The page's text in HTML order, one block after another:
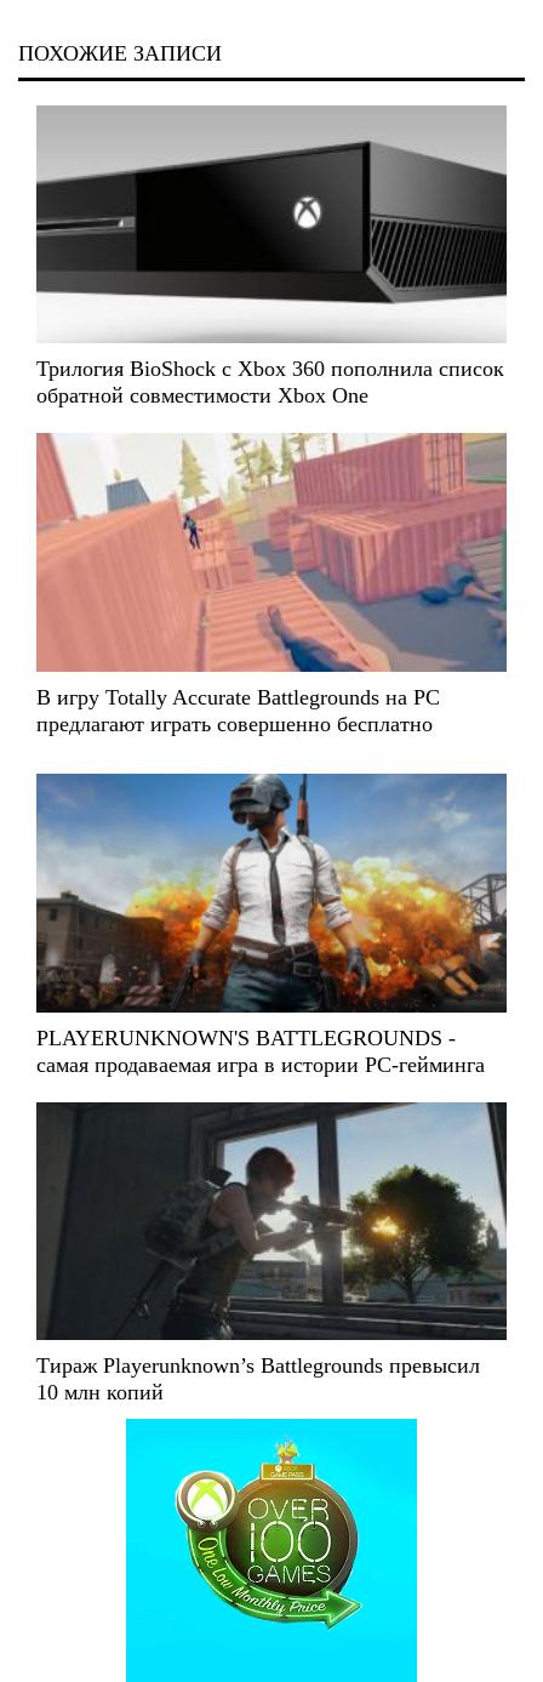
ПОХОЖИЕ ЗАПИСИ
Трилогия BioShock с Xbox 360 пополнила список
обратной совместимости Xbox One
В игру Totally Accurate Battlegrounds на PC
предлагают играть совершенно бесплатно
PLAYERUNKNOWN'S BATTLEGROUNDS -
самая продаваемая игра в истории PC-гейминга
Тираж Playerunknown’s Battlegrounds превысил
10 млн копий